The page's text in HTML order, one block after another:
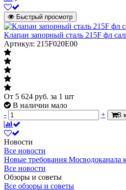
Комплект поставки
Гарантия
Гарантия
Гарантийный срок со дня продажи.
Примечание
Давление
Давление
Характеризует максимальное
допустимое давление рабочей среды,
при котором будет обеспечена
требуемая надежность и
Быстрый просмотр
Клапан запорный сталь 215F фл
Артикул: 215F020E00
От 5 624 руб. за 1 шт
В наличии мало
-
+ В
Новости
Все новости
Новые требования Мосводоканала
Все новости
Обзоры и советы
Все обзоры и советы